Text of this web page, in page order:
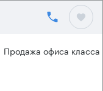
Продажа офиса класса